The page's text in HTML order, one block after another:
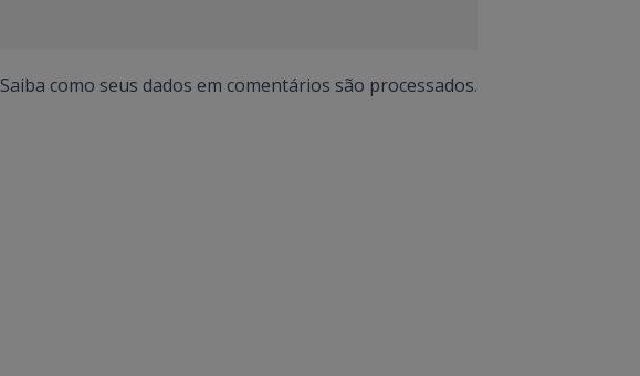
Saiba como seus dados em comentários são processados.